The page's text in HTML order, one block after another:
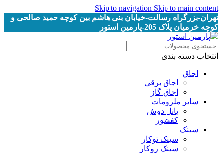
Skip to navigation Skip to main content
تهران-بزرگراه رسالت-خیابان بنی هاشم بین کوچه حمید صالحی و
کوچه خرمیان پلاک 205-پارمین استور
انتخاب دسته بندی
اجاق
اجاق برقى
اجاق گاز
سایر ملزومات
پانل دوش
کفشور
سینک
سینک توکار
سینک روکار